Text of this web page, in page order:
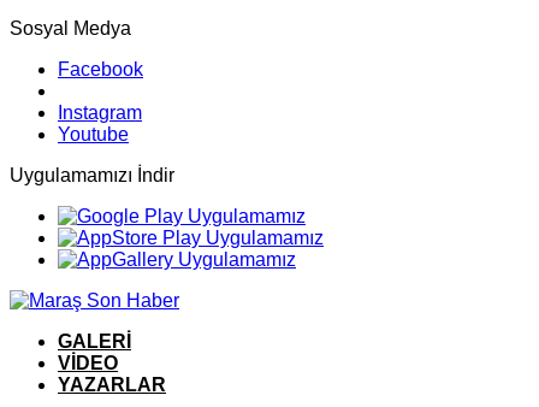
Sosyal Medya
Facebook
Instagram
Youtube
Uygulamamızı İndir
GALERİ
VİDEO
YAZARLAR